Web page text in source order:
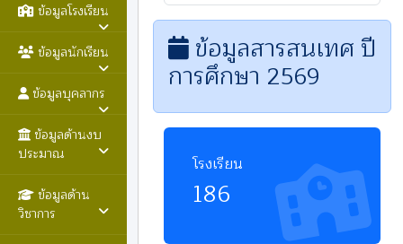
ข้อมูลโรงเรียน
ข้อมูลนักเรียน
ข้อมูลบุคลากร
ข้อมูลด้านงบ
ประมาณ
ข้อมูลด้าน
วิชาการ
ข้อมูลสารสนเทศ ปี
การศึกษา 2569
โรงเรียน
186